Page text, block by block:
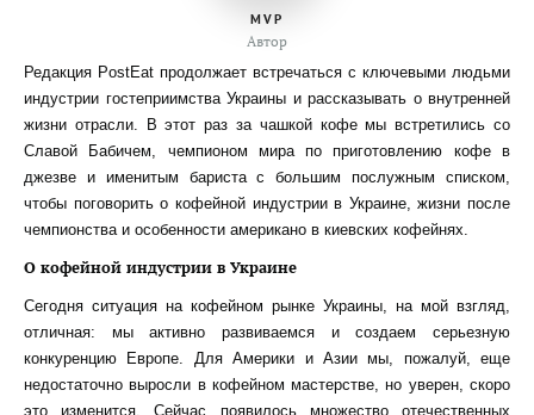
MVP
Автор
Редакция PostEat продолжает встречаться с ключевыми людьми
индустрии гостеприимства Украины и рассказывать о внутренней
жизни отрасли. В этот раз за чашкой кофе мы встретились со
Славой Бабичем, чемпионом мира по приготовлению кофе в
джезве и именитым бариста с большим послужным списком,
чтобы поговорить о кофейной индустрии в Украине, жизни после
чемпионства и особенности американо в киевских кофейнях.
О кофейной индустрии в Украине
Сегодня ситуация на кофейном рынке Украины, на мой взгляд,
отличная: мы активно развиваемся и создаем серьезную
конкуренцию Европе. Для Америки и Азии мы, пожалуй, еще
недостаточно выросли в кофейном мастерстве, но уверен, скоро
это изменится. Сейчас появилось множество отечественных